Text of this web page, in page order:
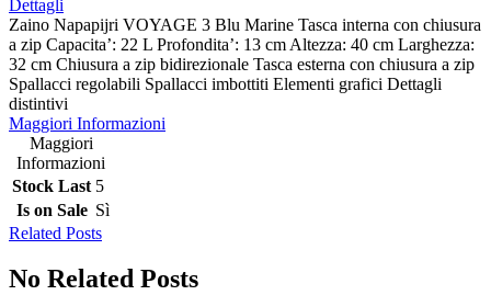
Dettagli
Zaino Napapijri VOYAGE 3 Blu Marine Tasca interna con chiusura
a zip Capacita’: 22 L Profondita’: 13 cm Altezza: 40 cm Larghezza:
32 cm Chiusura a zip bidirezionale Tasca esterna con chiusura a zip
Spallacci regolabili Spallacci imbottiti Elementi grafici Dettagli
distintivi
Maggiori Informazioni
Maggiori
Informazioni
Stock Last 5
Is on Sale Sì
Related Posts
No Related Posts